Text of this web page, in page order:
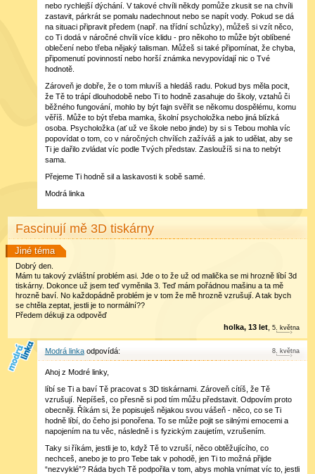
nebo rychlejší dýchání. V takové chvíli někdy pomůže zkusit se na chvíli
zastavit, párkrát se pomalu nadechnout nebo se napít vody. Pokud se dá
na situaci připravit předem (např. na třídní schůzky), můžeš si vzít něco,
co Ti dodá v náročné chvíli více klidu - pro někoho to může být oblíbené
oblečení nebo třeba nějaký talisman. Můžeš si také připomínat, že chyba,
připomenutí povinností nebo horší známka nevypovídají nic o Tvé
hodnotě.
Zároveň je dobře, že o tom mluvíš a hledáš radu. Pokud bys měla pocit,
že Tě to trápí dlouhodobě nebo Ti to hodně zasahuje do školy, vztahů či
běžného fungování, mohlo by být fajn svěřit se někomu dospělému, komu
věříš. Může to být třeba mamka, školní psycholožka nebo jiná blízká
osoba. Psycholožka (ať už ve škole nebo jinde) by si s Tebou mohla víc
popovídat o tom, co v náročných chvílích zažíváš a jak to udělat, aby se
Ti je dařilo zvládat víc podle Tvých představ. Zasloužíš si na to nebýt
sama.
Přejeme Ti hodně sil a laskavosti k sobě samé.
Modrá linka
Fascinují mě 3D tiskárny
Jiné téma
Dobrý den.
Mám tu takový zvláštní problém asi. Jde o to že už od malička se mi hrozně líbí 3d
tiskárny. Dokonce už jsem teď vyměnila 3. Teď mám pořádnou mašinu a ta mě
hrozně baví. No každopádně problém je v tom že mě hrozně vzrušují. A tak bych
se chtěla zeptat, jestli je to normální??
Předem dékuji za odpověď
holka, 13 let ,5 května
Modrá linka 8. května
Ahoj z Modré linky,
líbí se Ti a baví Tě pracovat s 3D tiskárnami. Zároveň cítíš, že Tě
vzrušují. Nepíšeš, co přesně si pod tím můžu představit. Odpovím proto
obecněji. Říkám si, že popisuješ nějakou svou vášeň - něco, co se Ti
hodně líbí, do čeho jsi ponořena. To se může pojit se silnými emocemi a
napojením na tu věc, následně i s fyzickým zaujetím, vzrušením.
Taky si říkám, jestli je to, když Tě to vzruší, něco obtěžujícího, co
nechceš, anebo je to pro Tebe tak v pohodě, jen Ti to možná přijde
“nezvyklé”? Ráda bych Tě podpořila v tom, abys mohla vnímat víc to, jestli